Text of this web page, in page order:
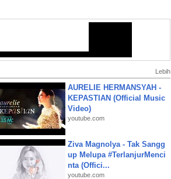
Lebih
AURELIE HERMANSYAH -
KEPASTIAN (Official Music
Video)
youtube.com
Ziva Magnolya - Tak Sangg
up Melupa #TerlanjurMenci
nta (Offici...
youtube.com